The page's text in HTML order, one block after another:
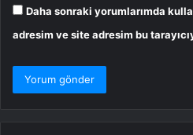
Daha sonraki yorumlarımda
adresim ve site adresim bu